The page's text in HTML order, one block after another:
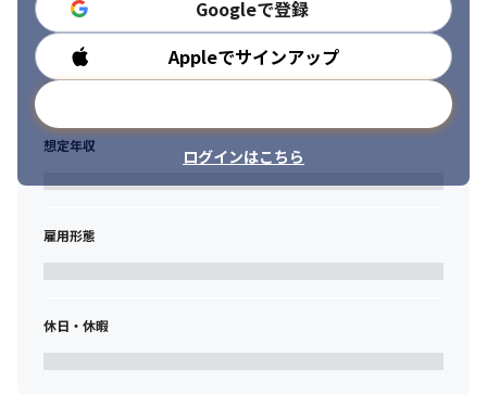
Googleで登録
Appleでサインアップ
ログインはこちら
勤務時間
想定年収
雇用形態
休日・休暇